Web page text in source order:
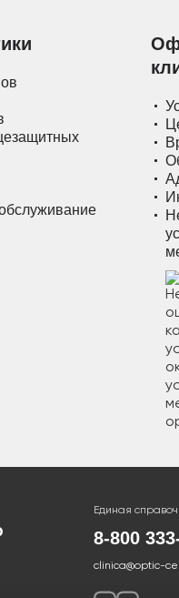
Единая
8-800
clinica@optic-